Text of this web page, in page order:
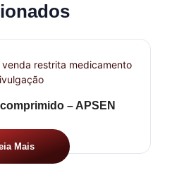
– APSEN
Mais